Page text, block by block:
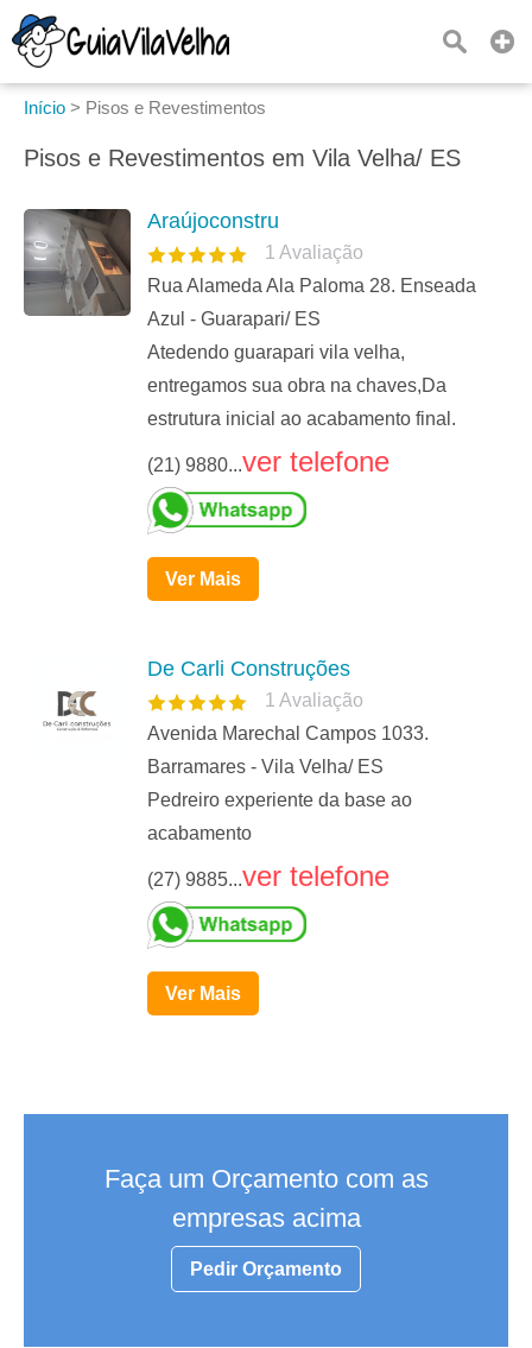
Início > Pisos e Revestimentos
Pisos e Revestimentos em Vila Velha/ ES
Araújoconstru
1 Avaliação
Rua Alameda Ala Paloma 28. Enseada
Azul - Guarapari/ ES
Atedendo guarapari vila velha,
entregamos sua obra na chaves,Da
estrutura inicial ao acabamento final.
(21) 9880...ver telefone
Ver Mais
De Carli Construções
1 Avaliação
Avenida Marechal Campos 1033.
Barramares - Vila Velha/ ES
Pedreiro experiente da base ao
acabamento
(27) 9885...ver telefone
Ver Mais
Faça um Orçamento com as
empresas acima
Pedir Orçamento